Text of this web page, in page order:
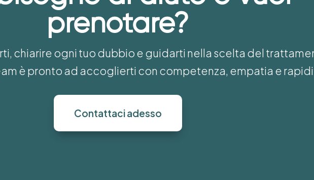
prenotare?
chiarire ogni tuo dubbio e guidarti nella scelta del
è pronto ad accoglierti con competenza, empatia e
Contattaci adesso